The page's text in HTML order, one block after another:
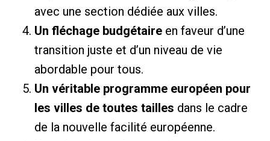
avec une section dédiée aux villes.
Un fléchage budgétaireen faveur d’une
transition juste et d’un niveau de vie
abordable pour tous.
Un véritable programme européen pour
les villes de toutes tailles dans le cadre
de la nouvelle facilité européenne.